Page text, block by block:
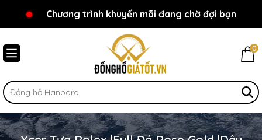
Chào mừng bạn đến với Đồnghồgiátốt.vn!
Chương trình khuyến mãi đang chờ đợi bạn
0